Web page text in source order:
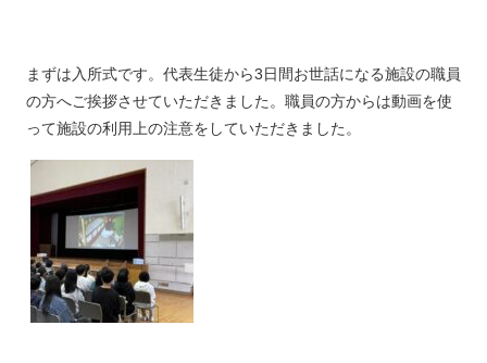
まずは入所式です。代表生徒から3日間お世話になる施設の職員
の方へご挨拶させていただきました。職員の方からは動画を使
って施設の利用上の注意をしていただきました。